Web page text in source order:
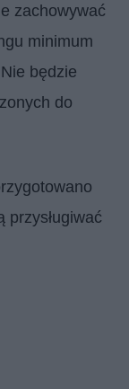
zachowywać
minimum
będzie
do
przysługiwać